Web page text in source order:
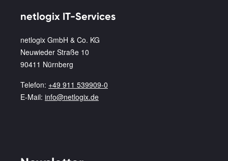
netlogix IT-Services
netlogix GmbH & Co. KG
Neuwieder Straße 10
90411 Nürnberg
Telefon: +49 911 539909-0
E-Mail: info@netlogix.de